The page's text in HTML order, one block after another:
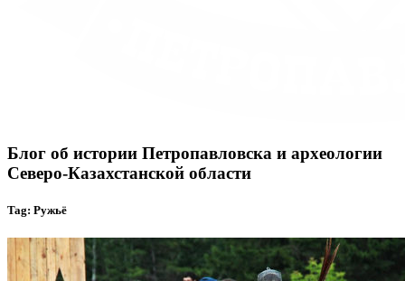
Блог об истории Петропавловска и археологии
Северо-Казахстанской области
Tag: Ружьё